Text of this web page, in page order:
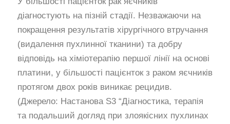
діагностують на пізній стадії. Незважаючи на
покращення результатів хірургічного втручання
(видалення пухлинної тканини) та добру
відповідь на хіміотерапію першої лінії на основі
платини, у більшості пацієнток з раком яєчників
протягом двох років виникає рецидив.
(Джерело: Настанова S3 “Діагностика, терапія
та подальший догляд при злоякісних пухлинах